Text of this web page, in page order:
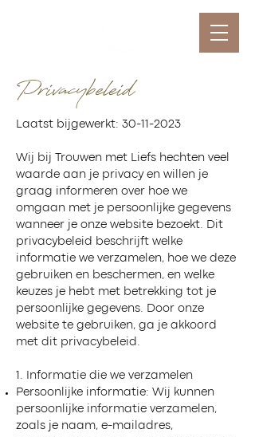
Privacybeleid
Laatst bijgewerkt: 30-11-2023
Wij bij Trouwen met Liefs hechten veel
waarde aan je privacy en willen je
graag informeren over hoe we
omgaan met je persoonlijke gegevens
wanneer je onze website bezoekt. Dit
privacybeleid beschrijft welke
informatie we verzamelen, hoe we deze
gebruiken en beschermen, en welke
keuzes je hebt met betrekking tot je
persoonlijke gegevens. Door onze
website te gebruiken, ga je akkoord
met dit privacybeleid.
1. Informatie die we verzamelen
Persoonlijke informatie: Wij kunnen
persoonlijke informatie verzamelen,
zoals je naam, e-mailadres,